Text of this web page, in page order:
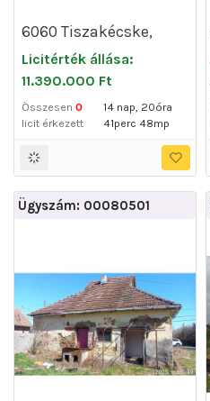
6060 Tiszakécske,
Székhalom dűlő 160.
Licitérték állása:
11.390.000 Ft
Összesen 0
licit érkezett
14 nap, 20óra
41perc 48mp
Ügyszám: 00080501